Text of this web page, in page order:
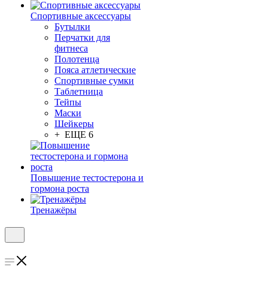
Спортивные аксессуары
Бутылки
Перчатки для
фитнеса
Полотенца
Пояса атлетические
Спортивные сумки
Таблетница
Тейпы
Маски
Шейкеры
+ ЕЩЕ 6
Повышение тестостерона и
гормона роста
Тренажёры